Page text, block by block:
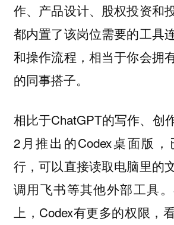
作、产品设计、股权投资和
都内置了该岗位需要的工具
和操作流程，相当于你会拥
的同事搭子。
相比于ChatGPT的写作、创
2月推出的Codex桌面版
行，可以直接读取电脑里的
调用飞书等其他外部工具
上，Codex有更多的权限，